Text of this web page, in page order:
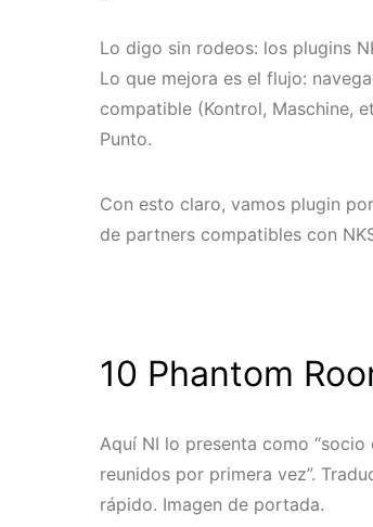
Lo digo sin rodeos: los plugins
Lo que mejora es el flujo:
compatible (Kontrol, Maschine,
Punto.
Con esto claro, vamos plugin
de partners compatibles con
10 Phantom
Aquí NI lo presenta como “socio
reunidos por primera vez”.
rápido. Imagen de portada.